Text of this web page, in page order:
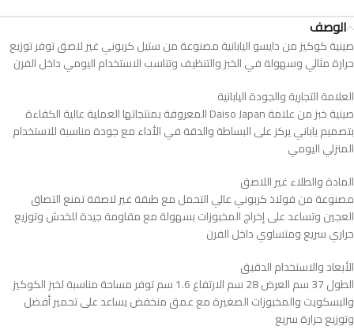
الوصف
صينية كوكيز من دايسو اليابانية مصنوعة من ستيل كربوني غير لاصق توفر توزيع
حرارة مثالي وسهولة في الخبز والتنظيف وتناسب الاستخدام اليومي داخل الفرن
العلامة التجارية والجودة اليابانية
صينية خبز من علامة Daiso Japan المعروفة بمنتجاتها العملية عالية الكفاءة
بتصميم ياباني يركز على البساطة والدقة في الأداء مع جودة مناسبة للاستخدام
المنزلي اليومي
المادة والطلاء غير اللاصق
مصنوعة من فولاذ كربوني عالي التحمل مع طبقة غير لاصقة تمنع التصاق
العجين وتساعد على إخراج المخبوزات بسهولة مع مقاومة جيدة للخدش وتوزيع
حراري سريع ومتساوي داخل الفرن
الأبعاد والاستخدام الدقيق
الطول 37 سم العرض 28 سم الارتفاع 1.6 سم توفر مساحة مناسبة لخبز الكوكيز
والبسكويت والمخبوزات الصغيرة مع عمق منخفض يساعد على تحمير أفضل
وتوزيع حرارة سريع